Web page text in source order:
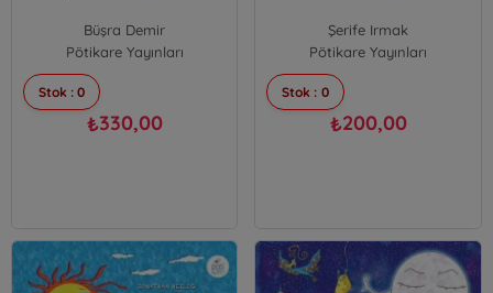
Büşra Demir
Pötikare Yayınları
Stok : 0
₺330,00
Şerife Irmak
Pötikare Yayınları
Stok : 0
₺200,00